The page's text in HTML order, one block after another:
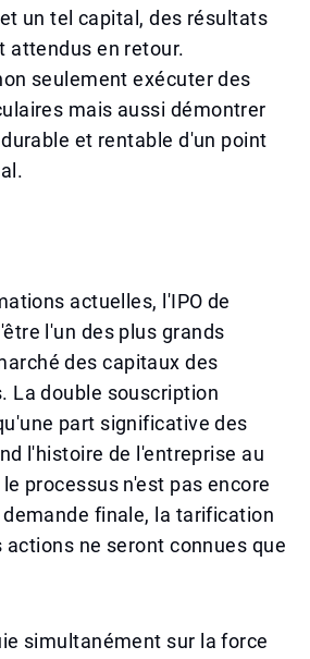
un tel capital, des résultats
attendus en retour.
seulement exécuter des
mais aussi démontrer
et rentable d'un point
actuelles, l'IPO de
l'un des plus grands
des capitaux des
La double souscription
part significative des
l'histoire de l'entreprise au
processus n'est pas encore
finale, la tarification
ne seront connues que
simultanément sur la force